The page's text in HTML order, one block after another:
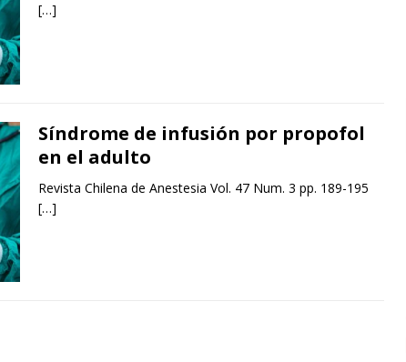
[…]
Síndrome de infusión por propofol
en el adulto
Revista Chilena de Anestesia Vol. 47 Num. 3 pp. 189-195
[…]